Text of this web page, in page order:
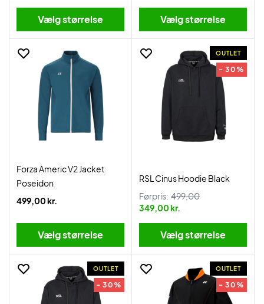
Vælg størrelse Vælg størrelse
Forza Americ V2 Jacket
Poseidon
499,00 kr.
Vælg størrelse
OUTLET
- 30%
RSL Cinus Hoodie Black
Førpris: 499,00
349,00 kr.
Vælg størrelse
OUTLET
- 30%
OUTLET
- 30%